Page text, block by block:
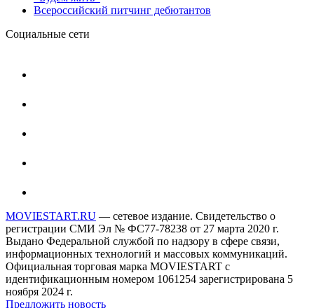
Всероссийский питчинг дебютантов
Социальные сети
MOVIESTART.RU — сетевое издание. Свидетельство о
регистрации СМИ Эл № ФС77-78238 от 27 марта 2020 г.
Выдано Федеральной службой по надзору в сфере связи,
информационных технологий и массовых коммуникаций.
Официальная торговая марка MOVIESTART с
идентификационным номером 1061254 зарегистрирована 5
ноября 2024 г.
Предложить новость